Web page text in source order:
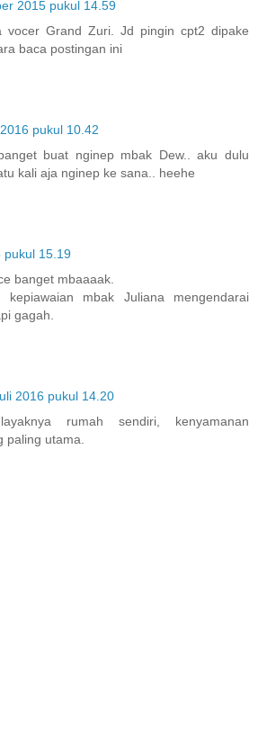
2015 pukul 14.59
vocer Grand Zuri. Jd pingin cpt2 dipake
baca postingan ini
pukul 10.42
buat nginep mbak Dew.. aku dulu
kali aja nginep ke sana.. heehe
pukul 15.19
banget mbaaaak.
kepiawaian mbak Juliana mengendarai
gagah.
2016 pukul 14.20
rumah sendiri, kenyamanan
paling utama.